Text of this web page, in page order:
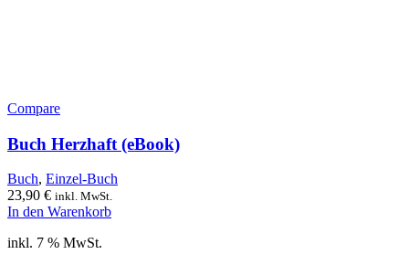
Compare
Buch Herzhaft (eBook)
Buch, Einzel-Buch
23,90 € inkl. MwSt.
In den Warenkorb
inkl. 7 % MwSt.